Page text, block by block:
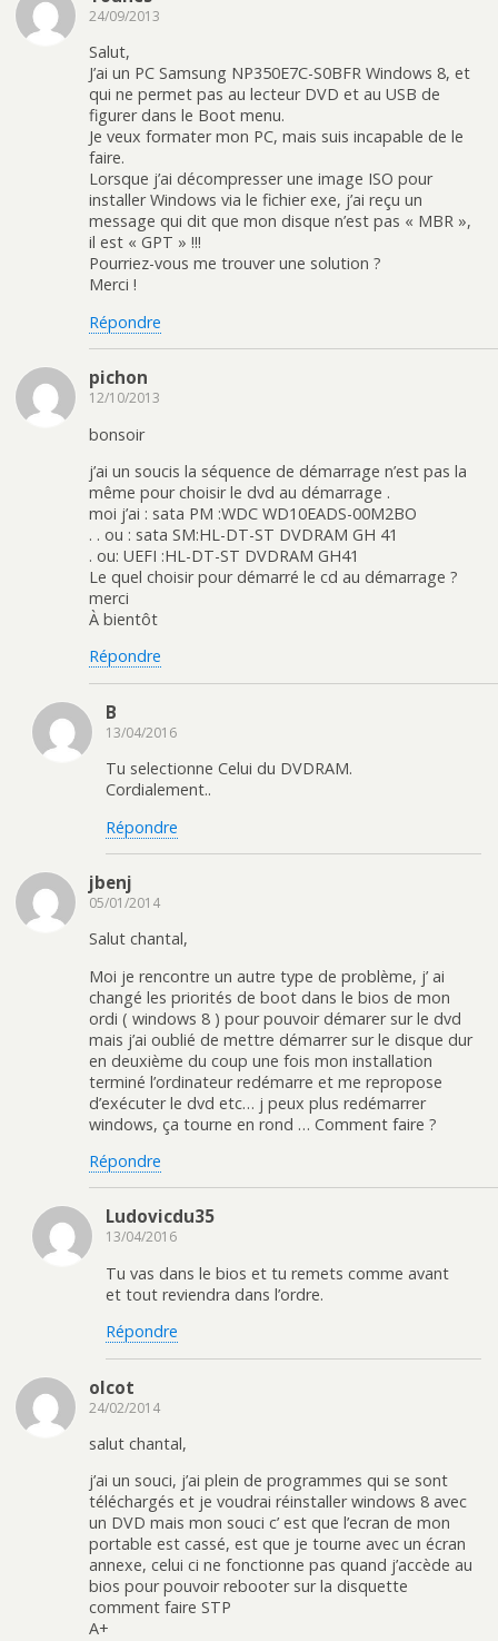
24/09/2013
Salut,
J’ai un PC Samsung NP350E7C-S0BFR Windows 8, et
qui ne permet pas au lecteur DVD et au USB de
figurer dans le Boot menu.
Je veux formater mon PC, mais suis incapable de le
faire.
Lorsque j’ai décompresser une image ISO pour
installer Windows via le fichier exe, j’ai reçu un
message qui dit que mon disque n’est pas « MBR »,
il est « GPT » !!!
Pourriez-vous me trouver une solution ?
Merci !
Répondre
pichon
12/10/2013
bonsoir
j’ai un soucis la séquence de démarrage n’est pas la
même pour choisir le dvd au démarrage .
moi j’ai : sata PM :WDC WD10EADS-00M2BO
. . ou : sata SM:HL-DT-ST DVDRAM GH 41
. ou: UEFI :HL-DT-ST DVDRAM GH41
Le quel choisir pour démarré le cd au démarrage ?
merci
À bientôt
Répondre
B
13/04/2016
Tu selectionne Celui du DVDRAM.
Cordialement..
Répondre
jbenj
05/01/2014
Salut chantal,
Moi je rencontre un autre type de problème, j’ ai
changé les priorités de boot dans le bios de mon
ordi ( windows 8 ) pour pouvoir démarer sur le dvd
mais j’ai oublié de mettre démarrer sur le disque dur
en deuxième du coup une fois mon installation
terminé l’ordinateur redémarre et me repropose
d’exécuter le dvd etc… j peux plus redémarrer
windows, ça tourne en rond … Comment faire ?
Répondre
Ludovicdu35
13/04/2016
Tu vas dans le bios et tu remets comme avant
et tout reviendra dans l’ordre.
Répondre
olcot
24/02/2014
salut chantal,
j’ai un souci, j’ai plein de programmes qui se sont
téléchargés et je voudrai réinstaller windows 8 avec
un DVD mais mon souci c’ est que l’ecran de mon
portable est cassé, est que je tourne avec un écran
annexe, celui ci ne fonctionne pas quand j’accède au
bios pour pouvoir rebooter sur la disquette
comment faire STP
A+